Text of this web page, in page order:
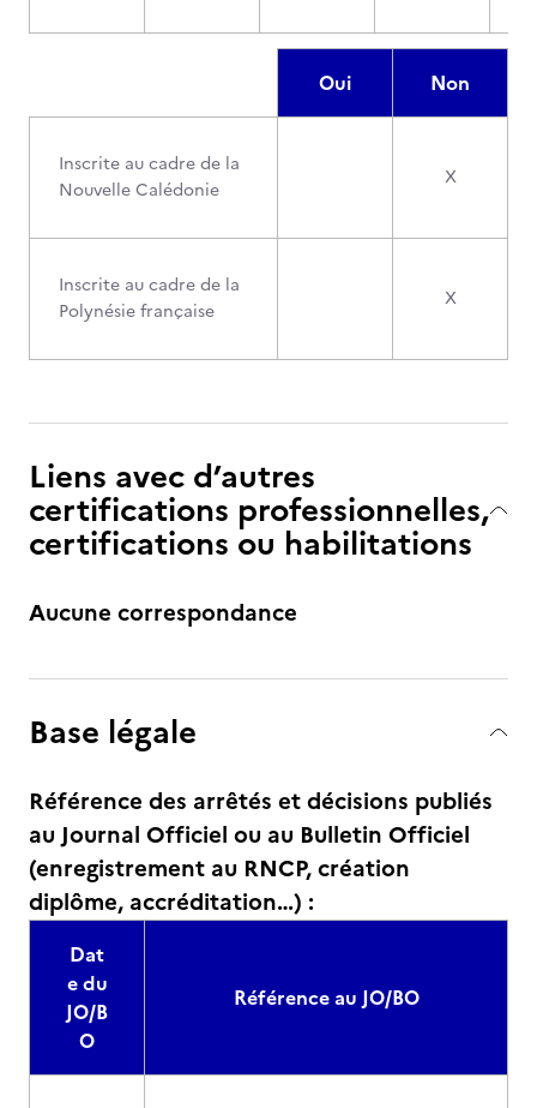
Oui Non
Inscrite au cadre de la
Nouvelle Calédonie
X
Inscrite au cadre de la
Polynésie française
X
Liens avec d’autres
certifications professionnelles,
certifications ou habilitations
Aucune correspondance
Base légale
Référence des arrêtés et décisions publiés
au Journal Officiel ou au Bulletin Officiel
(enregistrement au RNCP, création
diplôme, accréditation…) :
Dat
e du
JO/B
O
Référence au JO/BO